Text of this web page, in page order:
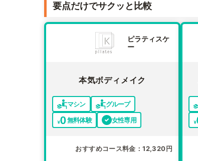
要点だけでサクッと比較
ピラティスケ
ー
本気ボディメイク
マシン
グループ
無料体験
女性専用
おすすめコース料金 12,320円